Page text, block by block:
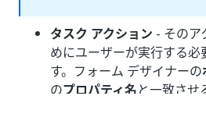
タスク アクション - そのア
めにユーザーが実行する
す。フォーム デザイナーの
のプロパティ名と一致させ